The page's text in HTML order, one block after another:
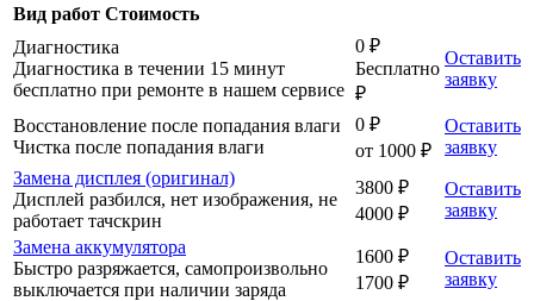
Вид работ Стоимость
Диагностика
Диагностика в течении 15 минут
бесплатно при ремонте в нашем сервисе
0 ₽
Бесплатно
₽
Оставить
заявку
Восстановление после попадания влаги
Чистка после попадания влаги
0 ₽
от 1000 ₽
Оставить
заявку
Замена дисплея (оригинал)
Дисплей разбился, нет изображения, не
работает тачскрин
3800 ₽
4000 ₽
Оставить
заявку
Замена аккумулятора
Быстро разряжается, самопроизвольно
выключается при наличии заряда
1600 ₽
1700 ₽
Оставить
заявку